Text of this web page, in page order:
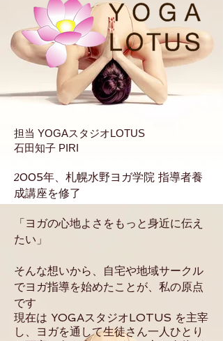
担当 YOGAスタジオLOTUS
石田知子 PIRI
2005年、札幌水野ヨガ学院 指導者養
成講座を修了
「ヨガの心地よさをもっと身近に伝え
たい」
そんな想いから、自宅や地域サークル
でヨガ指導を始めたことが、私の原点
です
現在は YOGAスタジオLOTUS を主宰
し 、ヨガを通して生徒さん一人ひとり